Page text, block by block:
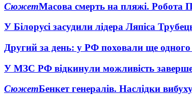
СюжетМасова смерть на пляжі. Робота
У Білорусі засудили лідера Ляпіса
Другий за день: у РФ поховали ще одного
У МЗС РФ відкинули можливість
СюжетБенкет генералів. Наслідки